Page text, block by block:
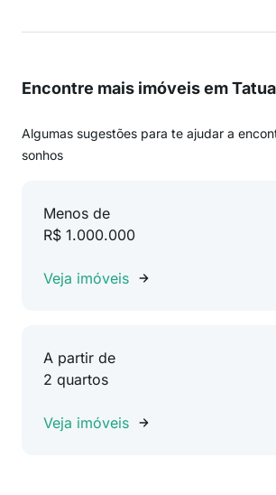
Encontre mais imóveis em
Algumas sugestões para te ajudar a
sonhos
Menos de
R$ 1.000.000
Veja imóveis
A partir de
2 quartos
Veja imóveis